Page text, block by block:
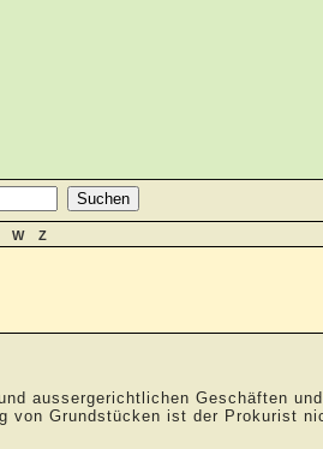
W Z
aussergerichtlichen Geschäften und
von Grundstücken ist der Prokurist